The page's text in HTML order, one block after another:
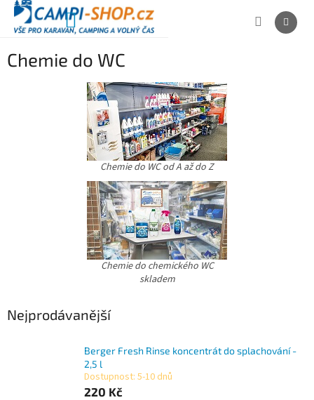
Přejít
obsah
NÁKUPNÍ
Chemie do WC
Chemie do WC od A až do Z
Chemie do chemického WC
skladem
Nejprodávanější
Berger Fresh Rinse koncentrát do splachování -
2,5 l
Dostupnost: 5-10 dnů
220 Kč